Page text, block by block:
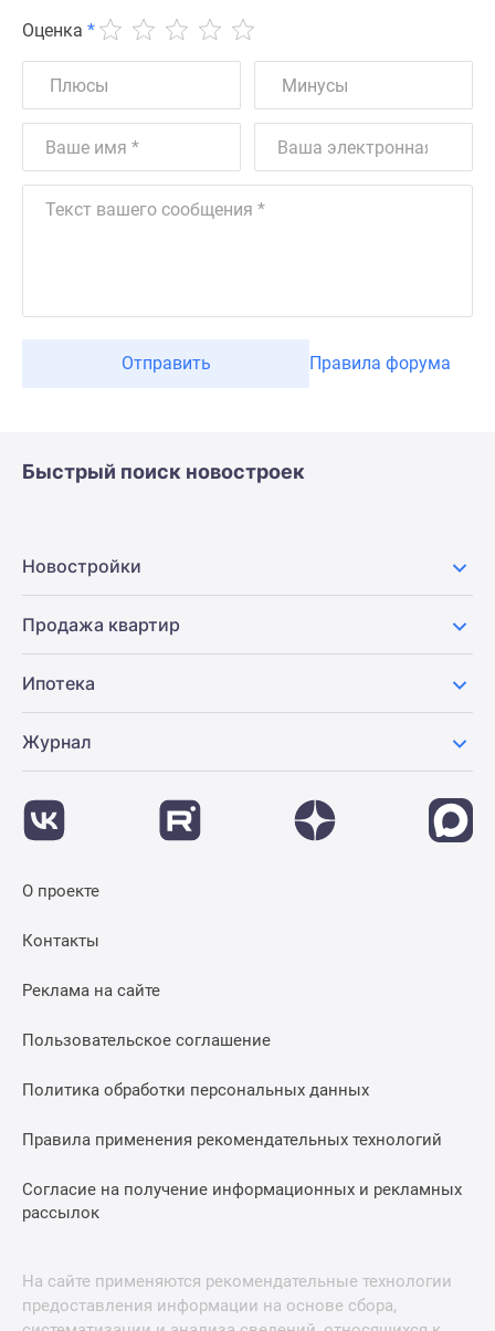
Оценка *
Отправить Правила форума
Быстрый поиск новостроек
Новостройки
Продажа квартир
Ипотека
Журнал
О проекте
Контакты
Реклама на сайте
Пользовательское соглашение
Политика обработки персональных данных
Правила применения рекомендательных технологий
Согласие на получение информационных и рекламных
рассылок
На сайте применяются рекомендательные технологии
предоставления информации на основе сбора,